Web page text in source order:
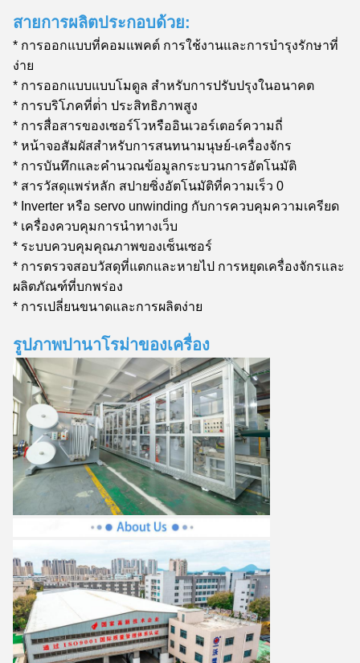
สายการผลิตประกอบด้วย:
* การออกแบบที่คอมแพคต์ การใช้งานและการบํารุงรักษาที่
ง่าย
* การออกแบบแบบโมดูล สําหรับการปรับปรุงในอนาคต
* การบริโภคที่ต่ํา ประสิทธิภาพสูง
* การสื่อสารของเซอร์โวหรืออินเวอร์เตอร์ความถี่
* หน้าจอสัมผัสสําหรับการสนทนามนุษย์-เครื่องจักร
* การบันทึกและคํานวณข้อมูลกระบวนการอัตโนมัติ
* สารวัสดุแพร่หลัก สปายซิ่งอัตโนมัติที่ความเร็ว 0
* Inverter หรือ servo unwinding กับการควบคุมความเครียด
* เครื่องควบคุมการนําทางเว็บ
* ระบบควบคุมคุณภาพของเซ็นเซอร์
* การตรวจสอบวัสดุที่แตกและหายไป การหยุดเครื่องจักรและ
ผลิตภัณฑ์ที่บกพร่อง
* การเปลี่ยนขนาดและการผลิตง่าย
รูปภาพปานาโรม่าของเครื่อง